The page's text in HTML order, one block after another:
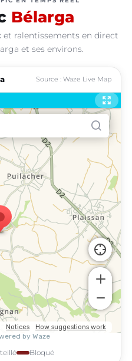
Bélarga
et ralentissements en direct
et ses environs.
Source : Waze Live Map
Bloqué